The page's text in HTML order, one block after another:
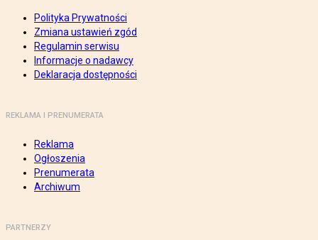
Polityka Prywatności
Zmiana ustawień zgód
Regulamin serwisu
Informacje o nadawcy
Deklaracja dostępności
REKLAMA I PRENUMERATA
Reklama
Ogłoszenia
Prenumerata
Archiwum
PARTNERZY